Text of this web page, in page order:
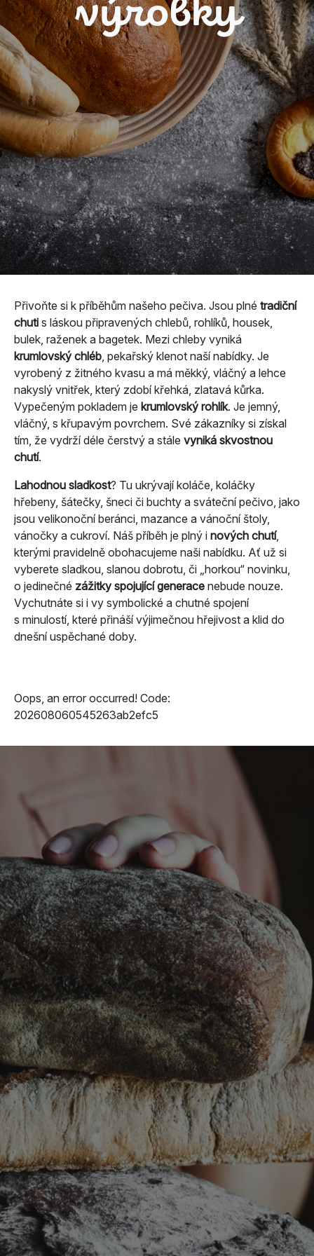
výrobky
Přivoňte si k příběhům našeho pečiva. Jsou plné tradiční
chuti s láskou připravených chlebů, rohlíků, housek,
bulek, raženek a bagetek. Mezi chleby vyniká
krumlovský chléb , pekařský klenot naší nabídky. Je
vyrobený z žitného kvasu a má měkký, vláčný a lehce
nakyslý vnitřek, který zdobí křehká, zlatavá kůrka.
Vypečeným pokladem je krumlovský rohlík. Je jemný,
vláčný, s křupavým povrchem. Své zákazníky si získal
tím, že vydrží déle čerstvý a stále vyniká skvostnou
chutí.
Lahodnou sladkost? Tu ukrývají koláče, koláčky
hřebeny, šátečky, šneci či buchty a sváteční pečivo, jako
jsou velikonoční beránci, mazance a vánoční štoly,
vánočky a cukroví. Náš příběh je plný i nových chutí,
kterými pravidelně obohacujeme naši nabídku. Ať už si
vyberete sladkou, slanou dobrotu, či „horkou“ novinku,
o jedinečné zážitky spojující generace nebude nouze.
Vychutnáte si i vy symbolické a chutné spojení
s minulostí, které přináší výjimečnou hřejivost a klid do
dnešní uspěchané doby.
Oops, an error occurred! Code:
202608060545263ab2efc5